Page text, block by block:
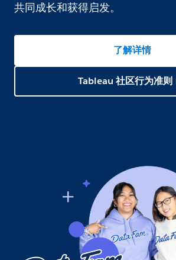
共同成长和获得启发。
了解详情
Tableau 社区行为准则